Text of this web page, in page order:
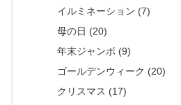
イルミネーション (7)
母の日 (20)
年末ジャンボ (9)
ゴールデンウィーク (20)
クリスマス (17)